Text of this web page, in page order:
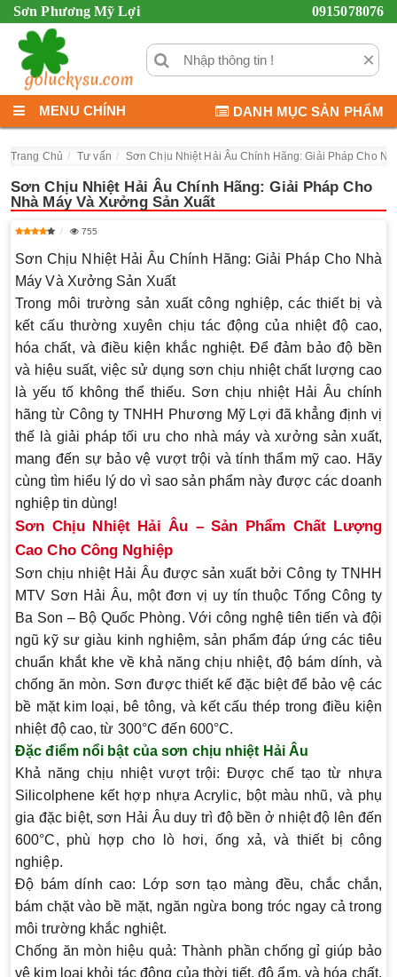
Sơn Phương Mỹ Lợi 0915078076
×
MENU CHÍNH DANH MỤC SẢN PHẨM
Trang Chủ Tư vấn Sơn Chịu Nhiệt Hải Âu Chính Hãng: Giải Pháp Cho
Sơn Chịu Nhiệt Hải Âu Chính Hãng: Giải Pháp Cho
Nhà Máy Và Xưởng Sản Xuất
755
Sơn Chịu Nhiệt Hải Âu Chính Hãng: Giải Pháp Cho Nhà
Máy Và Xưởng Sản Xuất
Trong môi trường sản xuất công nghiệp, các thiết bị và
kết cấu thường xuyên chịu tác động của nhiệt độ cao,
hóa chất, và điều kiện khắc nghiệt. Để đảm bảo độ bền
và hiệu suất, việc sử dụng sơn chịu nhiệt chất lượng cao
là yếu tố không thể thiếu. Sơn chịu nhiệt Hải Âu chính
hãng từ Công ty TNHH Phương Mỹ Lợi đã khẳng định vị
thế là giải pháp tối ưu cho nhà máy và xưởng sản xuất,
mang đến sự bảo vệ vượt trội và tính thẩm mỹ cao. Hãy
cùng tìm hiểu lý do vì sao sản phẩm này được các doanh
nghiệp tin dùng!
Sơn Chịu Nhiệt Hải Âu – Sản Phẩm Chất Lượng
Cao Cho Công Nghiệp
Sơn chịu nhiệt Hải Âu được sản xuất bởi Công ty TNHH
MTV Sơn Hải Âu, một đơn vị uy tín thuộc Tổng Công ty
Ba Son – Bộ Quốc Phòng. Với công nghệ tiên tiến và đội
ngũ kỹ sư giàu kinh nghiệm, sản phẩm đáp ứng các tiêu
chuẩn khắt khe về khả năng chịu nhiệt, độ bám dính, và
chống ăn mòn. Sơn được thiết kế đặc biệt để bảo vệ các
bề mặt kim loại, bê tông, và kết cấu thép trong điều kiện
nhiệt độ cao, từ 300°C đến 600°C.
Đặc điểm nổi bật của sơn chịu nhiệt Hải Âu
Khả năng chịu nhiệt vượt trội: Được chế tạo từ nhựa
Silicolphene kết hợp nhựa Acrylic, bột màu nhũ, và phụ
gia đặc biệt, sơn Hải Âu duy trì độ bền ở nhiệt độ lên đến
600°C, phù hợp cho lò hơi, ống xả, và thiết bị công
nghiệp.
Độ bám dính cao: Lớp sơn tạo màng đều, chắc chắn,
bám chặt vào bề mặt, ngăn ngừa bong tróc ngay cả trong
môi trường khắc nghiệt.
Chống ăn mòn hiệu quả: Thành phần chống gỉ giúp bảo
vệ kim loại khỏi tác động của thời tiết, độ ẩm, và hóa chất.